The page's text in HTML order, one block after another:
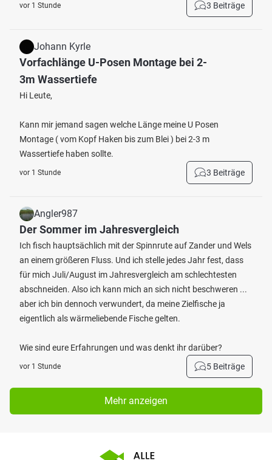
vor 1 Stunde 3 Beiträge
Johann Kyrle
Vorfachlänge U-Posen Montage bei 2-
3m Wassertiefe
Hi Leute,
Kann mir jemand sagen welche Länge meine U Posen
Montage ( vom Kopf Haken bis zum Blei ) bei 2-3 m
Wassertiefe haben sollte.
vor 1 Stunde 3 Beiträge
Angler987
Der Sommer im Jahresvergleich
Ich fisch hauptsächlich mit der Spinnrute auf Zander und Wels
an einem größeren Fluss. Und ich stelle jedes Jahr fest, dass
für mich Juli/August im Jahresvergleich am schlechtesten
abschneiden. Also ich kann mich an sich nicht beschweren ...
aber ich bin dennoch verwundert, da meine Zielfische ja
eigentlich als wärmeliebende Fische gelten.
Wie sind eure Erfahrungen und was denkt ihr darüber?
vor 1 Stunde 5 Beiträge
Mehr anzeigen